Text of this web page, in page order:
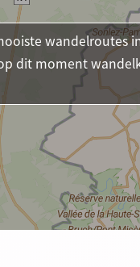
wandelroutes
dit moment